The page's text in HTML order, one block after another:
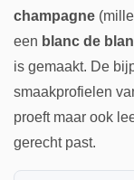
champagne
een blanc de
is gemaakt. De
smaakprofielen
proeft maar ook
gerecht past.